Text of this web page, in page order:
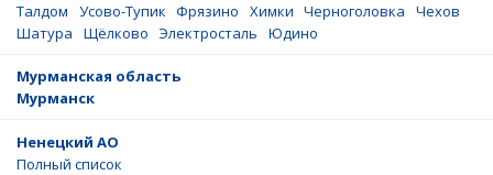
Талдом
Усово-Тупик Фрязино Химки Черноголовка
Чехов
Шатура
Щёлково Электросталь Юдино
Мурманская область
Мурманск
Ненецкий АО
Полный список